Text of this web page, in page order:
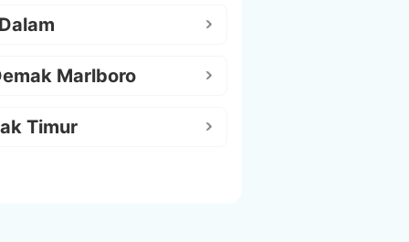
Marlboro
Timur